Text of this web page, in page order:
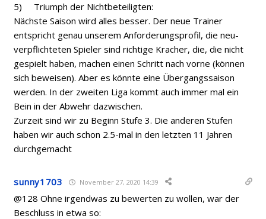
5) Triumph der Nichtbeteiligten:
Nächste Saison wird alles besser. Der neue Trainer
entspricht genau unserem Anforderungsprofil, die neu-
verpflichteten Spieler sind richtige Kracher, die, die nicht
gespielt haben, machen einen Schritt nach vorne (können
sich beweisen). Aber es könnte eine Übergangssaison
werden. In der zweiten Liga kommt auch immer mal ein
Bein in der Abwehr dazwischen.
Zurzeit sind wir zu Beginn Stufe 3. Die anderen Stufen
haben wir auch schon 2.5-mal in den letzten 11 Jahren
durchgemacht
sunny1703 November 27, 2020 14:39
@128 Ohne irgendwas zu bewerten zu wollen, war der
Beschluss in etwa so: